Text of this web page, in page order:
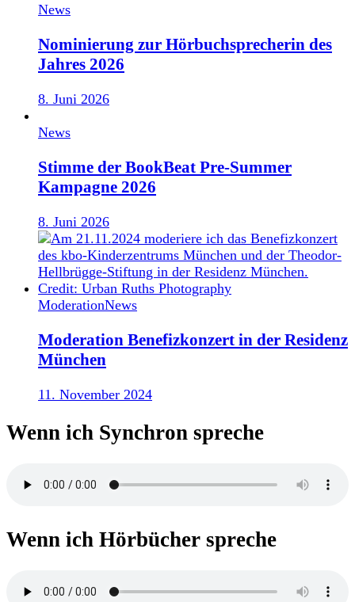
News
Nominierung zur Hörbuchsprecherin des
Jahres 2026
8. Juni 2026
News
Stimme der BookBeat Pre-Summer
Kampagne 2026
8. Juni 2026
ModerationNews
Moderation Benefizkonzert in der Residenz
München
11. November 2024
Wenn ich Synchron spreche
Wenn ich Hörbücher spreche